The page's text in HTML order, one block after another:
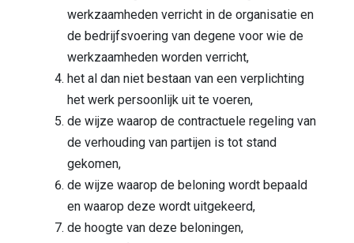
werkzaamheden verricht in de organisatie en
de bedrijfsvoering van degene voor wie de
werkzaamheden worden verricht,
het al dan niet bestaan van een verplichting
het werk persoonlijk uit te voeren,
de wijze waarop de contractuele regeling van
de verhouding van partijen is tot stand
gekomen,
de wijze waarop de beloning wordt bepaald
en waarop deze wordt uitgekeerd,
de hoogte van deze beloningen,